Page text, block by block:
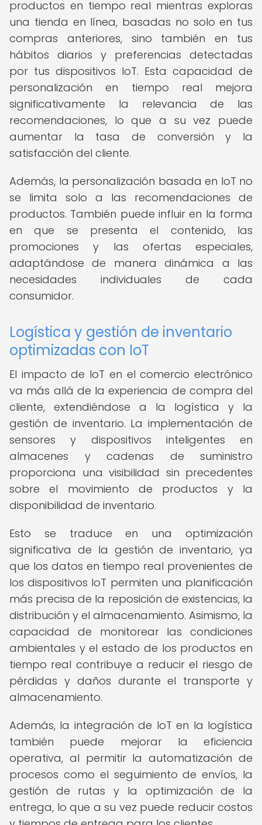
productos en tiempo real mientras exploras
una tienda en línea, basadas no solo en tus
compras anteriores, sino también en tus
hábitos diarios y preferencias detectadas
por tus dispositivos IoT. Esta capacidad de
personalización en tiempo real mejora
significativamente la relevancia de las
recomendaciones, lo que a su vez puede
aumentar la tasa de conversión y la
satisfacción del cliente.
Además, la personalización basada en IoT no
se limita solo a las recomendaciones de
productos. También puede influir en la forma
en que se presenta el contenido, las
promociones y las ofertas especiales,
adaptándose de manera dinámica a las
necesidades individuales de cada
consumidor.
Logística y gestión de inventario
optimizadas con IoT
El impacto de IoT en el comercio electrónico
va más allá de la experiencia de compra del
cliente, extendiéndose a la logística y la
gestión de inventario. La implementación de
sensores y dispositivos inteligentes en
almacenes y cadenas de suministro
proporciona una visibilidad sin precedentes
sobre el movimiento de productos y la
disponibilidad de inventario.
Esto se traduce en una optimización
significativa de la gestión de inventario, ya
que los datos en tiempo real provenientes de
los dispositivos IoT permiten una planificación
más precisa de la reposición de existencias, la
distribución y el almacenamiento. Asimismo, la
capacidad de monitorear las condiciones
ambientales y el estado de los productos en
tiempo real contribuye a reducir el riesgo de
pérdidas y daños durante el transporte y
almacenamiento.
Además, la integración de IoT en la logística
también puede mejorar la eficiencia
operativa, al permitir la automatización de
procesos como el seguimiento de envíos, la
gestión de rutas y la optimización de la
entrega, lo que a su vez puede reducir costos